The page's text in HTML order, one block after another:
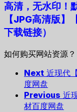
高清，无水印！
【JPG高清版
下载链接）
如何购买网站资源？
Next 近现代
度网盘
Previous 近
材百度网盘